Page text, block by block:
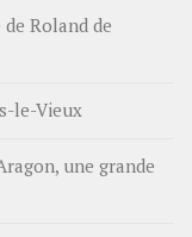
Roland de
le-Vieux
une grande